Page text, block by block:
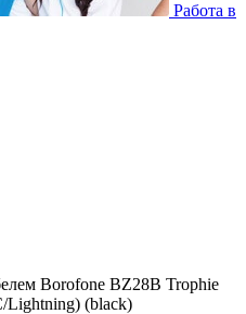
Работа в
Borofone BZ28B Trophie
Lightning) (black)